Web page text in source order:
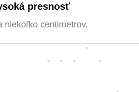
presnosť
niekoľko centimetrov.